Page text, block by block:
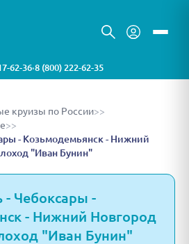
62-36•8 (800) 222-62-35
круизы по России>>
>>
- Козьмодемьянск - Нижний
"Иван Бунин"
- Чебоксары -
- Нижний Новгород
"Иван Бунин"